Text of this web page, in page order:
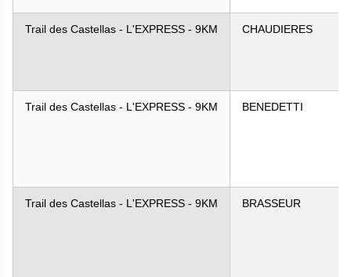
Trail des Castellas - L'EXPRESS - 9KM CHAUDIERES
Trail des Castellas - L'EXPRESS - 9KM BENEDETTI
Trail des Castellas - L'EXPRESS - 9KM BRASSEUR